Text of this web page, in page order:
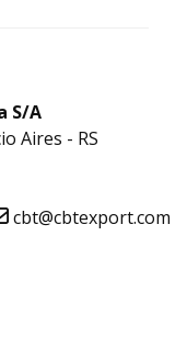
S/A
Aires - RS
cbt@cbtexport.com